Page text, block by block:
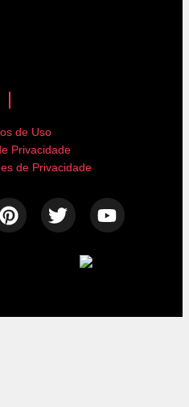
de Uso
Privacidade
de Privacidade